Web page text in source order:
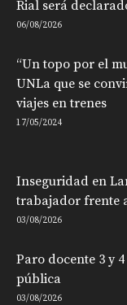
Rial será
06/08/2026
“Un topo por el
UNLa que se
viajes en trenes
17/05/2024
Inseguridad en
trabajador frente
03/08/2026
Paro docente 3 y
pública
03/08/2026